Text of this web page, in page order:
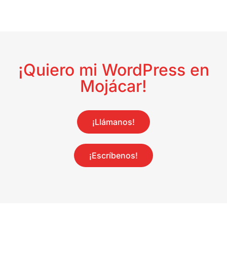
¡Quiero mi WordPress en
Mojácar!
¡Llámanos!
¡Escríbenos!